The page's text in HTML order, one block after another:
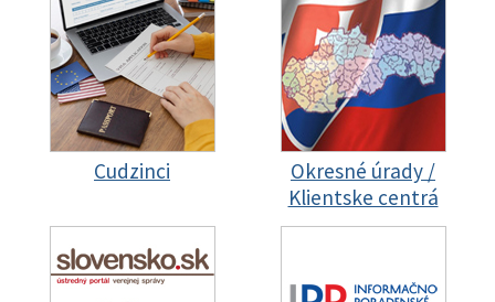
Cudzinci
Okresné úrady /
Klientske centrá